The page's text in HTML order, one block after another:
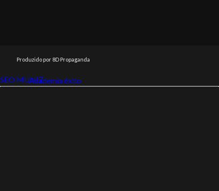
Produzido por 8D Propaganda
SEO MUNIZ
Link112Academia êxito